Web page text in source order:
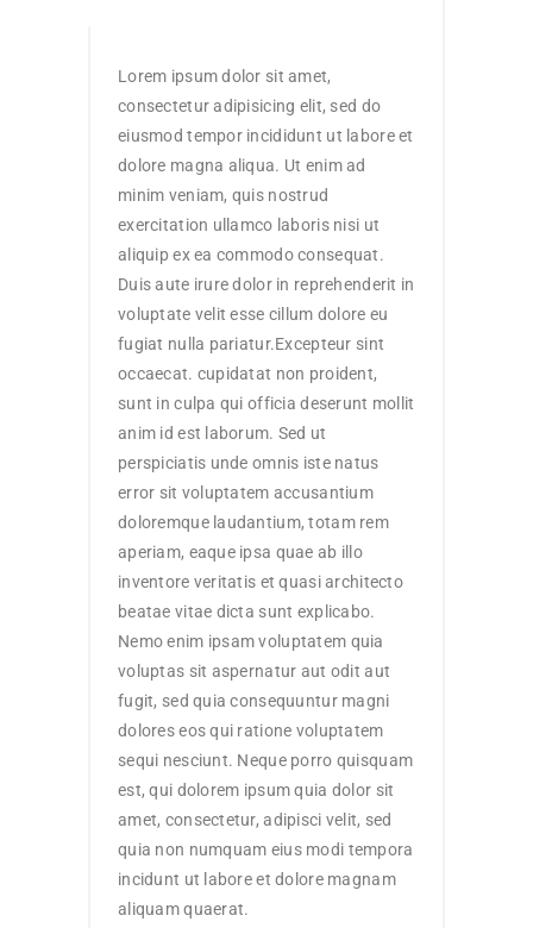
Lorem ipsum dolor sit amet,
consectetur adipisicing elit, sed do
eiusmod tempor incididunt ut labore et
dolore magna aliqua. Ut enim ad
minim veniam, quis nostrud
exercitation ullamco laboris nisi ut
aliquip ex ea commodo consequat.
Duis aute irure dolor in reprehenderit in
voluptate velit esse cillum dolore eu
fugiat nulla pariatur.Excepteur sint
occaecat. cupidatat non proident,
sunt in culpa qui officia deserunt mollit
anim id est laborum. Sed ut
perspiciatis unde omnis iste natus
error sit voluptatem accusantium
doloremque laudantium, totam rem
aperiam, eaque ipsa quae ab illo
inventore veritatis et quasi architecto
beatae vitae dicta sunt explicabo.
Nemo enim ipsam voluptatem quia
voluptas sit aspernatur aut odit aut
fugit, sed quia consequuntur magni
dolores eos qui ratione voluptatem
sequi nesciunt. Neque porro quisquam
est, qui dolorem ipsum quia dolor sit
amet, consectetur, adipisci velit, sed
quia non numquam eius modi tempora
incidunt ut labore et dolore magnam
aliquam quaerat.